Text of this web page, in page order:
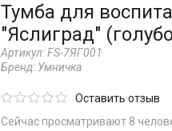
Тумба для
"Яслиград"
Артикул:FS-7ЯГ001
Бренд: Умничка
Оставить отзыв
Сейчас просматривают 8